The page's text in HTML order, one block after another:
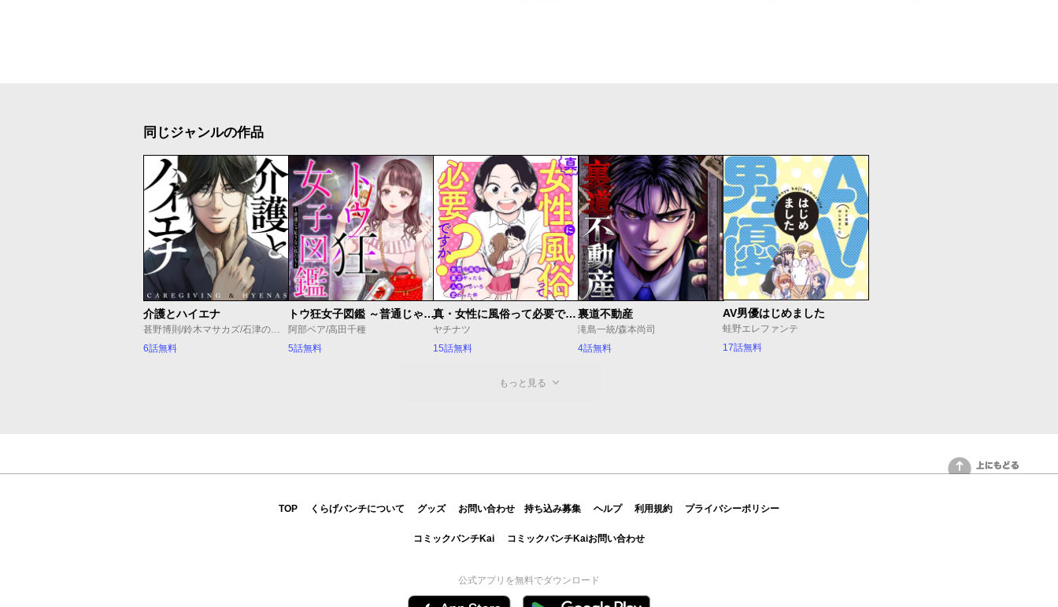
同じジャンルの作品
介護とハイエナ
6話無料
トウ狂女子図鑑 ～普通じゃ足りない私たち～
阿部ベア/高田千種
5話無料
真・女性に風俗って必要ですか？～女性用風俗店の裏方やったら人生いろいろ変わった件～
ヤチナツ
15話無料
裏道不動産
滝島一統/森本尚司
4話無料
AV男優はじめました
蛙野エレファンテ
17話無料
もっと見る
上にもどる
TOP くらげバンチについて グッズ お問い合わせ 持ち込み募集 ヘルプ 利用規約 プライバシーポリシー
コミックバンチKai コミックバンチKaiお問い合わせ
公式アプリを無料でダウンロード